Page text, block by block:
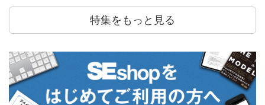
特集をもっと見る